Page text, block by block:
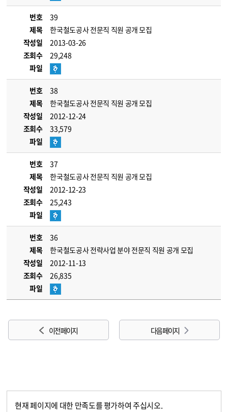
번호
39
제목
한국철도공사 전문직 직원 공개 모집
작성일
2013-03-26
조회수
29,248
파일
번호
38
제목
한국철도공사 전문직 직원 공개 모집
작성일
2012-12-24
조회수
33,579
파일
번호
37
제목
한국철도공사 전문직 직원 공개 모집
작성일
2012-12-23
조회수
25,243
파일
번호
36
제목
한국철도공사 전략사업 분야 전문직 직원 공개 모집
작성일
2012-11-13
조회수
26,835
파일
이전 페이지 다음 페이지
현재 페이지에 대한 만족도를 평가하여 주십시오.